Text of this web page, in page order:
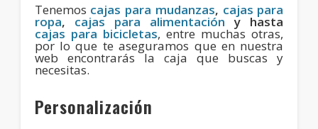
Tenemos cajas para mudanzas, cajas para
ropa, cajas para alimentación y hasta
cajas para bicicletas, entre muchas otras,
por lo que te aseguramos que en nuestra
web encontrarás la caja que buscas y
necesitas.
Personalización